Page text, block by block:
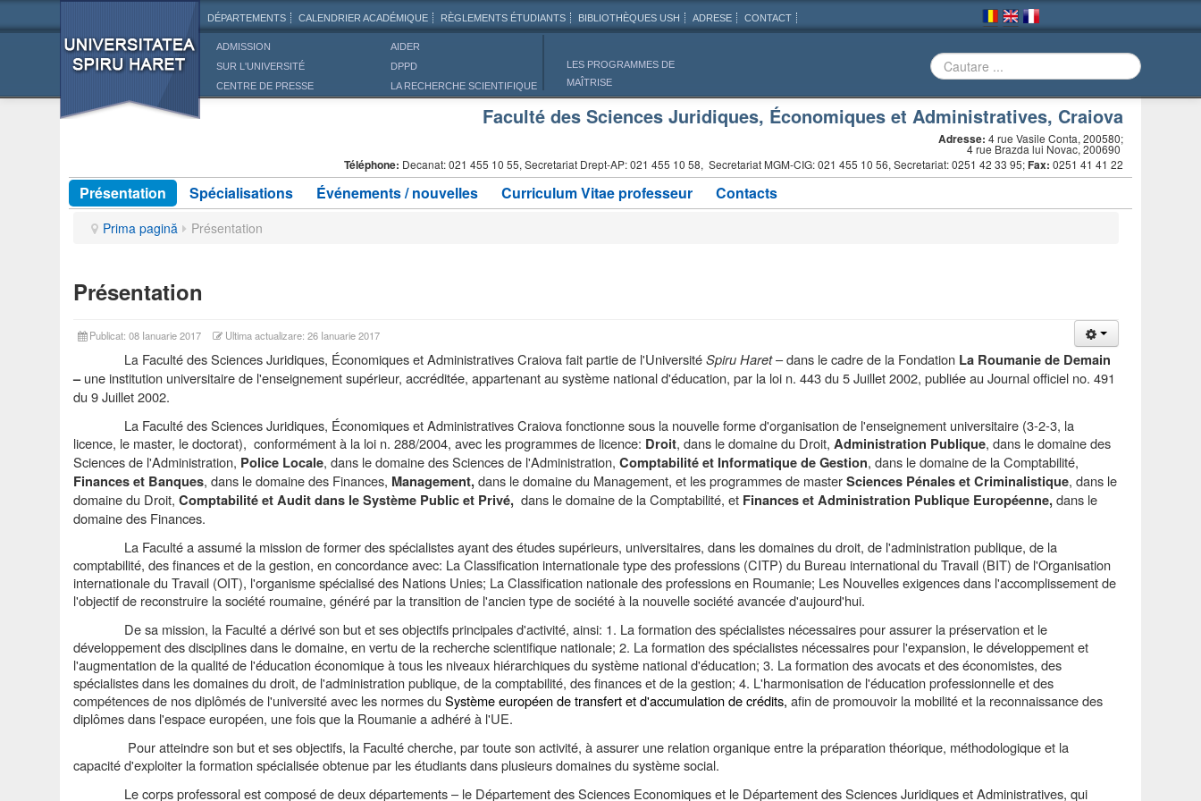
DÉPARTEMENTS CALENDRIER ACADÉMIQUE RÈGLEMENTS ÉTUDIANTS BIBLIOTHÈQUES USH ADRESE CONTACT
ADMISSION
SUR L'UNIVERSITÉ
CENTRE DE PRESSE
AIDER
DPPD
LA RECHERCHE SCIENTIFIQUE
LES PROGRAMMES DE
MAÎTRISE
Faculté des Sciences Juridiques, Économiques et Administratives, Craiova
Adresse: 4 rue Vasile Conta, 200580;
4 rue Brazda lui Novac, 200690
Téléphone: Decanat: 021 455 10 55, Secretariat Drept-AP: 021 455 10 58, Secretariat MGM-CIG: 021 455 10 56, Secretariat: 0251 42 33 95;Fax: 0251 41 41 22
Présentation Spécialisations Événements / nouvelles Curriculum Vitae professeur Contacts
Prima pagină Présentation
Présentation
Publicat: 08 Ianuarie 2017 Ultima actualizare: 26 Ianuarie 2017
La Faculté des Sciences Juridiques, Économiques et Administratives Craiova fait partie de l'UniversitéSpiru Haret– dans le cadre de la Fondation La Roumanie de Demain
–une institution universitaire de l'enseignement supérieur, accréditée, appartenant au système national d'éducation, par la loi n. 443 du 5 Juillet 2002, publiée au Journal officiel no. 491
du 9 Juillet 2002.
La Faculté des Sciences Juridiques, Économiques et Administratives Craiova fonctionne sous la nouvelle forme d'organisation de l'enseignement universitaire (3-2-3, la
licence, le master, le doctorat), conformément à la loi n. 288/2004, avec les programmes de licence: Droit, dans le domaine du Droit, Administration Publique, dans le domaine des
Sciences de l'Administration, Police Locale, dans le domaine des Sciences de l'Administration, Comptabilité et Informatique de Gestion, dans le domaine de la Comptabilité,
Finances et Banques, dans le domaine des Finances, Management,dans le domaine du Management, et les programmes de masterSciences Pénaleset Criminalistique, dans le
domaine du Droit, Comptabilité et Auditdans le Système Public et Privé, dans le domaine de la Comptabilité, et Finances et Administration Publique Européenne,dans le
domaine des Finances.
La Faculté a assumé la mission de former des spécialistes ayant des études supérieurs, universitaires, dans les domaines du droit, de l'administration publique, de la
comptabilité, des finances et de la gestion, en concordance avec: La Classification internationale type des professions (CITP) du Bureau international du Travail (BIT) de l'Organisation
internationale du Travail (OIT), l'organisme spécialisé des Nations Unies; La Classification nationale des professions en Roumanie; Les Nouvelles exigences dans l'accomplissement de
l'objectif de reconstruire la société roumaine, généré par la transition de l'ancien type de société à la nouvelle société avancée d'aujourd'hui.
De sa mission, la Faculté a dérivé son but et ses objectifs principales d'activité, ainsi: 1. La formation des spécialistes nécessaires pour assurer la préservation et le
développement des disciplines dans le domaine, en vertu de la recherche scientifique nationale; 2. La formation des spécialistes nécessaires pour l'expansion, le développement et
l'augmentation de la qualité de l'éducation économique à tous les niveaux hiérarchiques du système national d'éducation; 3. La formation des avocats et des économistes, des
spécialistes dans les domaines du droit, de l'administration publique, de la comptabilité, des finances et de la gestion; 4. L'harmonisation de l'éducation professionnelle et des
compétences de nos diplômésde l'universitéavec les normes du Système européen de transfert et d'accumulation de crédits, afin de promouvoir la mobilité et la reconnaissance des
diplômes dans l'espace européen, une fois que la Roumanie a adhéré à l'UE.
Pour atteindre son but et ses objectifs, la Faculté cherche, par toute son activité, àassurer une relation organique entre la préparation théorique, méthodologique et la
capacité d'exploiter la formation spécialisée obtenue par les étudiants dans plusieurs domaines du système social.
Le corps professoral est composé de deux départements – le Département des Sciences Economiques et le Département des Sciences Juridiques et Administratives, qui